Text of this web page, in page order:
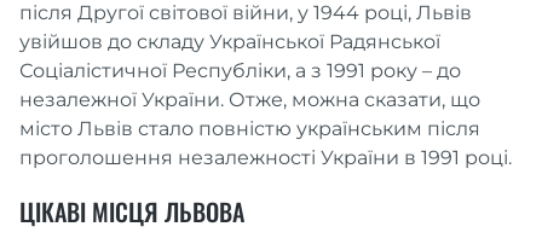
після Другої світової війни, у 1944 році, Львів
увійшов до складу Української Радянської
Соціалістичної Республіки, а з 1991 року – до
незалежної України. Отже, можна сказати, що
місто Львів стало повністю українським після
проголошення незалежності України в 1991 році.
ЦІКАВІ МІСЦЯ ЛЬВОВА